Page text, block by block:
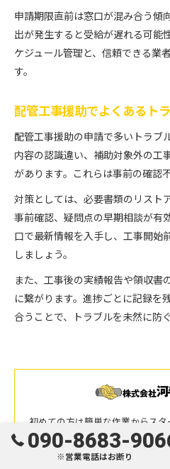
申請期限直前は窓口が混み合う傾
出が発生すると受給が遅れる可能
ケジュール管理と、信頼できる業
す。
配管工事援助でよくあるト
配管工事援助の申請で多いトラブ
内容の認識違い、補助対象外の工
があります。これらは事前の確認
対策としては、必要書類のリスト
事前確認、疑問点の早期相談が有
口で最新情報を入手し、工事開始
しましょう。
また、工事後の実績報告や領収書
に繋がります。進捗ごとに記録を
合うことで、トラブルを未然に防
初めての方は簡単な作業からス
してサポートするため、安心し
ただけます。不明な点は気軽に
090-8683-
※営業電話はお断り